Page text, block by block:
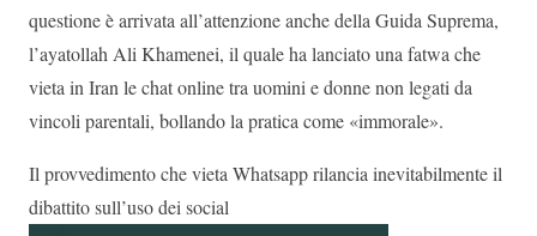
questione è arrivata all’attenzione anche della Guida Suprema,
l’ayatollah Ali Khamenei, il quale ha lanciato una fatwa che
vieta in Iran le chat online tra uomini e donne non legati da
vincoli parentali, bollando la pratica come «immorale».
Il provvedimento che vieta Whatsapp rilancia inevitabilmente il
dibattito sull’uso dei social